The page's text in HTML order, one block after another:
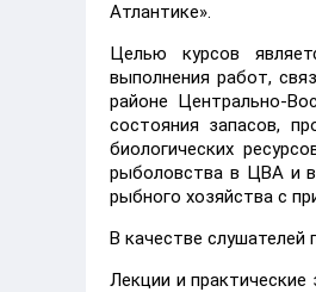
Атлантике».
Целью курсов
выполнения работ,
районе Центрально-
состояния запасов,
биологических
рыболовства в ЦВА и
рыбного хозяйства с
В качестве
Лекции и